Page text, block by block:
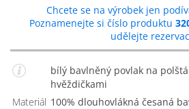
Chcete se na výrobek jen
Poznamenejte si číslo produktu
udělejte
bílý bavlněný povlak na polštářek s modrými
hvěždičkami
Materiál
100% dlouhovlákná česaná